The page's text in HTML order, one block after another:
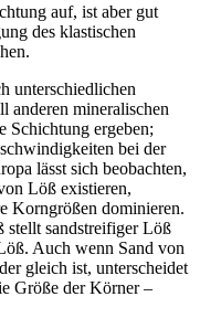
auf, ist aber gut
des klastischen
unterschiedlichen
anderen mineralischen
Schichtung ergeben;
bei der
lässt sich beobachten,
Löß existieren,
Korngrößen dominieren.
stellt sandstreifiger Löß
Auch wenn Sand von
gleich ist, unterscheidet
Größe der Körner –